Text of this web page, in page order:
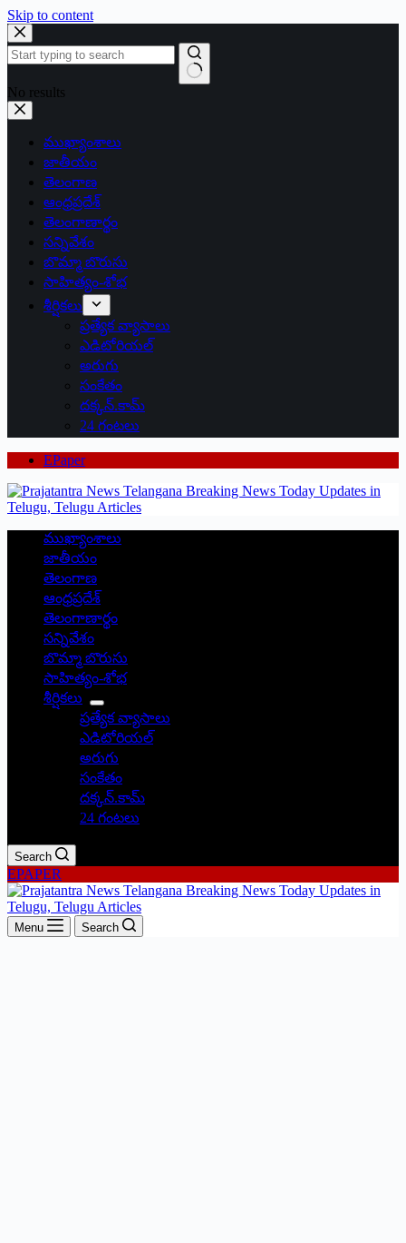
Skip to content
No results
ముఖ్యాంశాలు
జాతీయం
తెలంగాణ
ఆంధ్రప్రదేశ్
తెలంగాణార్థం
సన్నివేశం
బొమ్మా బొరుసు
సాహిత్యం-శోభ
శీర్షికలు
ప్రత్యేక వ్యాసాలు
ఎడిటోరియల్
అరుగు
సంకేతం
దక్కన్.కామ్
24 గంటలు
EPaper
ముఖ్యాంశాలు
జాతీయం
తెలంగాణ
ఆంధ్రప్రదేశ్
తెలంగాణార్థం
సన్నివేశం
బొమ్మా బొరుసు
సాహిత్యం-శోభ
శీర్షికలు
ప్రత్యేక వ్యాసాలు
ఎడిటోరియల్
అరుగు
సంకేతం
దక్కన్.కామ్
24 గంటలు
Search
EPAPER
Menu Search